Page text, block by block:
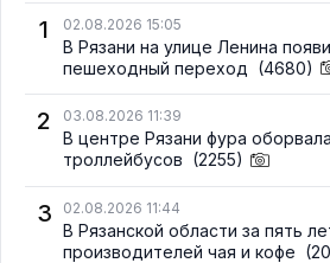
1
02.08.2026 15:05
В Рязани на улице Ленина
пешеходный переход (4680)
2 03.08.2026 11:39
В центре Рязани фура
троллейбусов (2255)
3 02.08.2026 11:44
В Рязанской области за пять
производителей чая и кофе